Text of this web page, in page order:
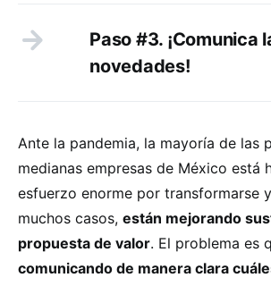
Paso #3. ¡Comunica
novedades!
Ante la pandemia, la mayoría de las
medianas empresas de México está
esfuerzo enorme por transformarse
muchos casos, están mejorando
propuesta de valor. El problema es
comunicando de manera clara